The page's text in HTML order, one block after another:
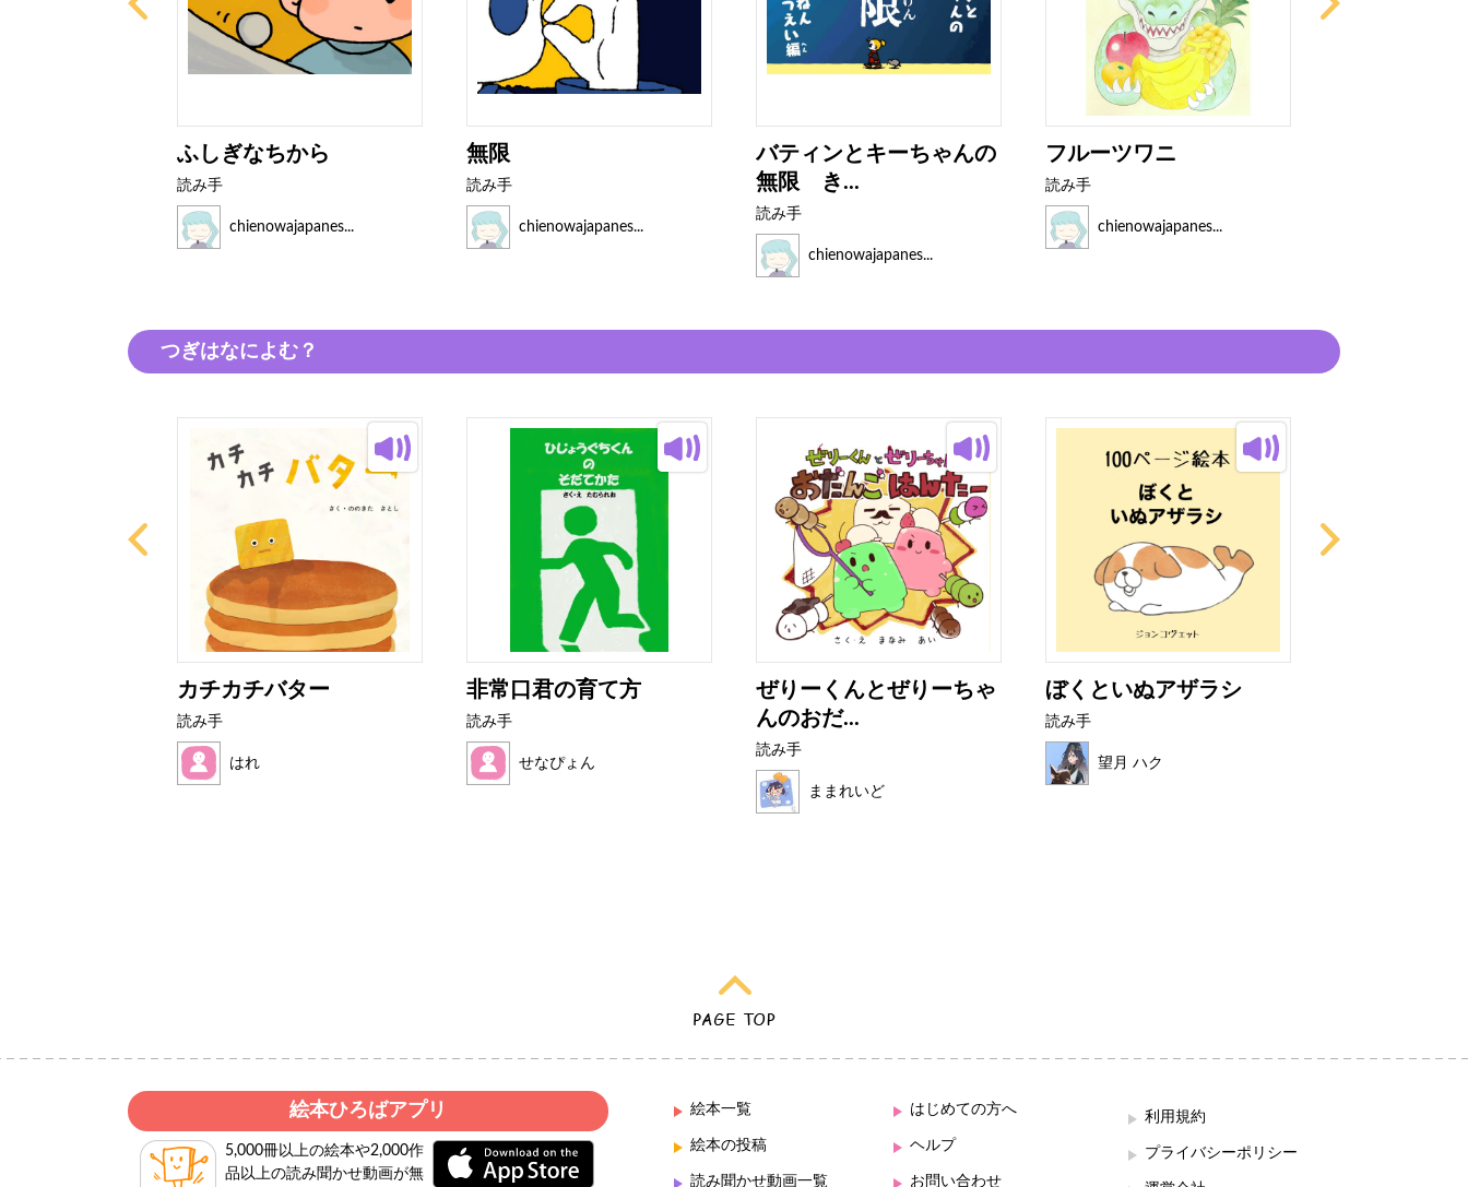
ふしぎなちから
読み手
chienowajapanes...
無限
読み手
chienowajapanes...
バティンとキーちゃんの
無限 き...
読み手
chienowajapanes...
フルーツワニ
読み手
chienowajapanes...
つぎはなによむ？
カチカチバター
読み手
はれ
非常口君の育て方
読み手
せなぴょん
ぜりーくんとぜりーちゃ
んのおだ...
読み手
ままれいど
ぼくといぬアザラシ
読み手
望月 ハク
絵本ひろばアプリ
5,000冊以上の絵本や2,000作
品以上の読み聞かせ動画が無
絵本一覧
絵本の投稿
読み聞かせ動画一覧
はじめての方へ
ヘルプ
お問い合わせ
利用規約
プライバシーポリシー